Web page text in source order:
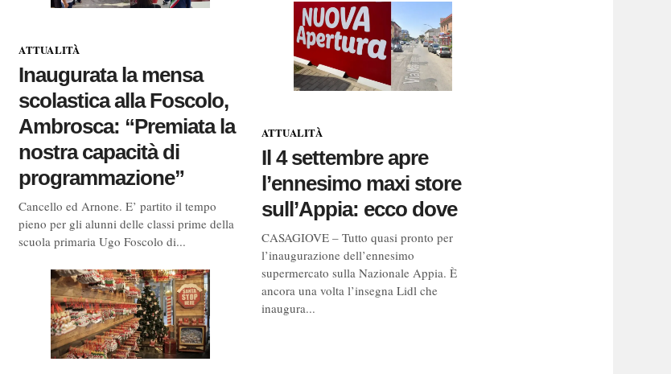
ATTUALITÀ
Inaugurata la mensa
scolastica alla Foscolo,
Ambrosca: “Premiata la
nostra capacità di
programmazione”
Cancello ed Arnone. E’ partito il tempo
pieno per gli alunni delle classi prime della
scuola primaria Ugo Foscolo di...
ATTUALITÀ
Il 4 settembre apre
l’ennesimo maxi store
sull’Appia: ecco dove
CASAGIOVE – Tutto quasi pronto per
l’inaugurazione dell’ennesimo
supermercato sulla Nazionale Appia. È
ancora una volta l’insegna Lidl che
inaugura...